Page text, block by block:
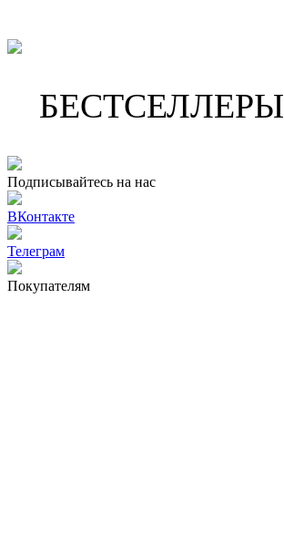
БЕСТСЕЛЛЕРЫ
Подписывайтесь на нас
ВКонтакте
Телеграм
Покупателям